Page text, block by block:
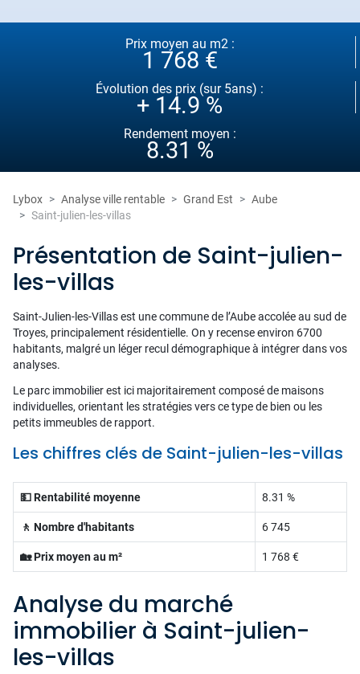
Prix moyen au m2 :
1 768 €
Évolution des prix (sur 5ans) :
+ 14.9 %
Rendement moyen :
8.31 %
Lybox Analyse ville rentable Grand Est
Aube
Saint-julien-les-villas
Présentation de Saint-julien-
les-villas
Saint-Julien-les-Villas est une commune de l’Aube accolée au sud de
Troyes, principalement résidentielle. On y recense environ 6700
habitants, malgré un léger recul démographique à intégrer dans vos
analyses.
Le parc immobilier est ici majoritairement composé de maisons
individuelles, orientant les stratégies vers ce type de bien ou les
petits immeubles de rapport.
Les chiffres clés de Saint-julien-les-villas
💵 Rentabilité moyenne 8.31 %
🚶 Nombre d'habitants 6 745
🏡 Prix moyen au m² 1 768 €
Analyse du marché
immobilier à Saint-julien-
les-villas